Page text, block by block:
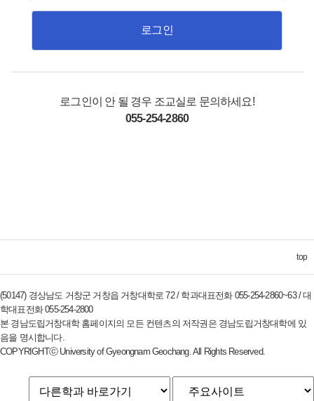
로그인
로그인이 안 될 경우 조교실로 문의하세요!
055-254-2860
top
(50147) 경상남도 거창군 거창읍 거창대학로 72 / 학과대표전화 055-254-2860~63 / 대
학대표전화 055-254-2800
본 경남도립거창대학 홈페이지의 모든 컨텐츠의 저작권은 경남도립거창대학에 있
음을 명시합니다.
COPYRIGHTⓒ University of Gyeongnam Geochang. All Rights Reserved.